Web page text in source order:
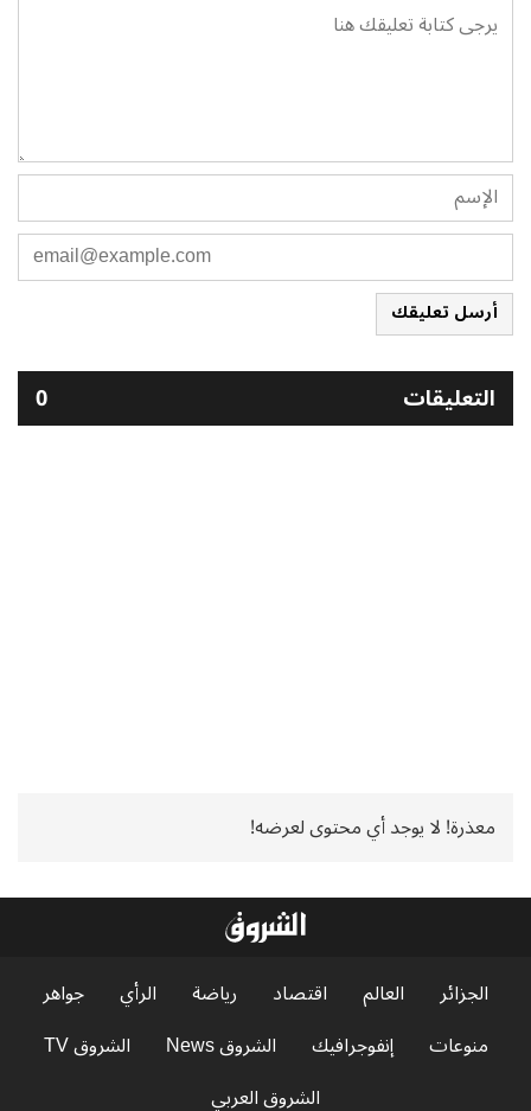
أرسل تعليقك
التعليقات 0
معذرة! لا يوجد أي محتوى لعرضه!
الجزائر العالم اقتصاد رياضة الرأي
جواهر
منوعات
إنفوجرافيك الشروق News
الشروق TV
الشروق العربي